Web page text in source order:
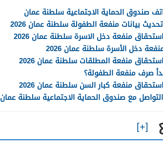
صندوق الحماية الاجتماعية سلطنة عمان
بيانات منفعة الطفولة سلطنة عمان 2026
منفعة دخل الاسرة سلطنة عمان 2026
دخل الأسرة سلطنة عمان 2026
منفعة المطلقات سلطنة عمان 2026
صرف منفعة الطفولة؟
منفعة كبار السن سلطنة عمان 2026
مع صندوق الحماية الاجتماعية سلطنة عمان